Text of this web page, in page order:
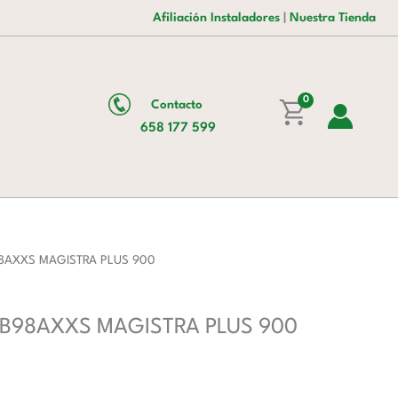
Afiliación Instaladores Nuestra Tienda
Contacto
658 177 599
0
MAGISTRA PLUS 900
MAGISTRA PLUS 900
3.516,00 €.2.239,00 €.
fuegos
con
Mueble
PLUS